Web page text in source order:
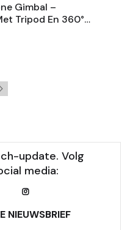
Gimbal –
Tripod En 360°
update. Volg
media:
NIEUWSBRIEF